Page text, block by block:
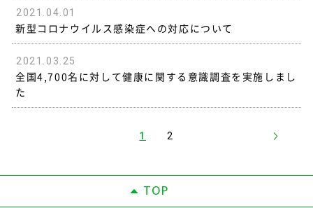
2021.04.01
新型コロナウイルス感染症への対応について
2021.03.25
全国4,700名に対して健康に関する意識調査を実施しまし
た
1 2
TOP